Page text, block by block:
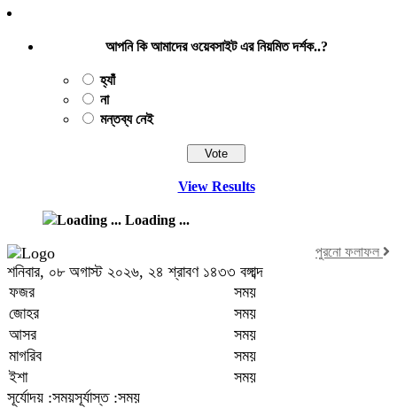
আপনি কি আমাদের ওয়েবসাইট এর নিয়মিত দর্শক..?
হ্যাঁ
না
মন্তব্য নেই
View Results
Loading ...
পুরনো ফলাফল
শনিবার, ০৮ অগাস্ট ২০২৬, ২৪ শ্রাবণ ১৪৩৩ বঙ্গাব্দ
ফজর
সময়
জোহর
সময়
আসর
সময়
মাগরিব
সময়
ইশা
সময়
সূর্যোদয় :সময়সূর্যাস্ত :সময়